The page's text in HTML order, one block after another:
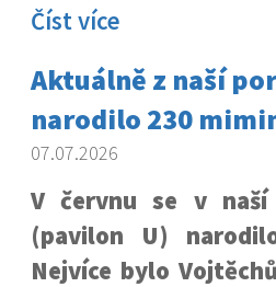
Číst více
Aktuálně z naší
narodilo 230
07.07.2026
V červnu se v
(pavilon U)
Nejvíce bylo